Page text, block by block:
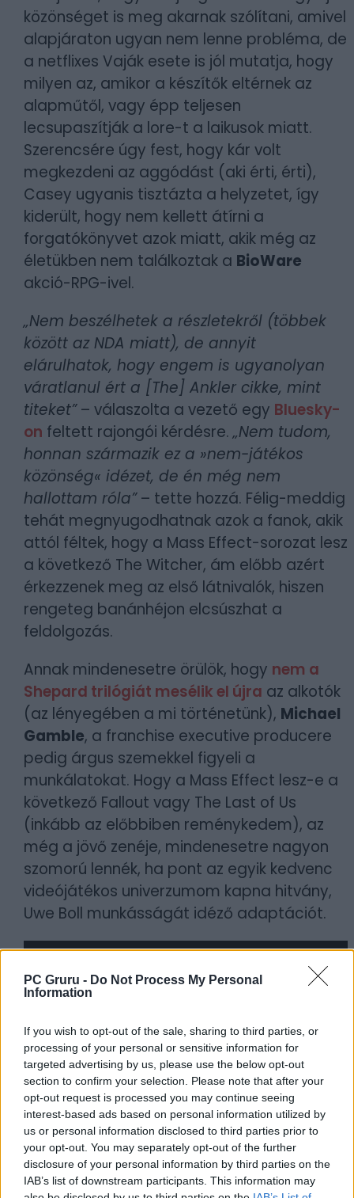
PC Gruru - Do Not Process My Personal
Information
If you wish to opt-out of the sale, sharing to third parties, or
processing of your personal or sensitive information for
targeted advertising by us, please use the below opt-out
section to confirm your selection. Please note that after your
opt-out request is processed you may continue seeing
interest-based ads based on personal information utilized by
us or personal information disclosed to third parties prior to
your opt-out. You may separately opt-out of the further
disclosure of your personal information by third parties on the
IAB’s list of downstream participants. This information may
közönséget is meg akarnak szólítani, amivel
alapjáraton ugyan nem lenne probléma, de
a netflixes Vaják esete is jól mutatja, hogy
milyen az, amikor a készítők eltérnek az
alapműtől, vagy épp teljesen
lecsupaszítják a lore-t a laikusok miatt.
Szerencsére úgy fest, hogy kár volt
megkezdeni az aggódást (aki érti, érti),
Casey ugyanis tisztázta a helyzetet, így
kiderült, hogy nem kellett átírni a
forgatókönyvet azok miatt, akik még az
életükben nem találkoztak a BioWare
akció-RPG-ivel.
„Nem beszélhetek a részletekről (többek
között az NDA miatt), de annyit
elárulhatok, hogy engem is ugyanolyan
váratlanul ért a [The] Ankler cikke, mint
titeket”– válaszolta a vezető egy Bluesky-
on feltett rajongói kérdésre.„Nem tudom,
honnan származik ez a »nem-játékos
közönség« idézet, de én még nem
hallottam róla”– tette hozzá. Félig-meddig
tehát megnyugodhatnak azok a fanok, akik
attól féltek, hogy a Mass Effect-sorozat lesz
a következő The Witcher, ám előbb azért
érkezzenek meg az első látnivalók, hiszen
rengeteg banánhéjon elcsúszhat a
feldolgozás.
Annak mindenesetre örülök, hogy nem a
Shepard trilógiát mesélik el újra az alkotók
(az lényegében a mi történetünk), Michael
Gamble, a franchise executive producere
pedig árgus szemekkel figyeli a
munkálatokat. Hogy a Mass Effect lesz-e a
következő Fallout vagy The Last of Us
(inkább az előbbiben reménykedem), az
még a jövő zenéje, mindenesetre nagyon
szomorú lennék, ha pont az egyik kedvenc
videójátékos univerzumom kapna hitvány,
Uwe Boll munkásságát idéző adaptációt.
Borítókép forrása: BioWare
Szerző:LeEcoBo
Dátum:2026.04.21 09:40
Csapd be az AI-t! Állítsd be itt, hogy a PC